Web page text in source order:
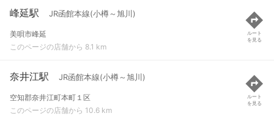
峰延駅 JR函館本線(小樽～旭川)
美唄市峰延
このページの店舗から 8.1 km
ルート
を見る
奈井江駅 JR函館本線(小樽～旭川)
空知郡奈井江町本町１区
このページの店舗から 10.6 km
ルート
を見る